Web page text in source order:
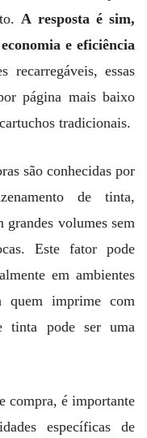
A resposta é sim,
e eficiência
recarregáveis, essas
página mais baixo
tradicionais.
são conhecidas por
de tinta,
volumes sem
Este fator pode
em ambientes
quem imprime com
tinta pode ser uma
compra, é importante
específicas de